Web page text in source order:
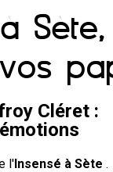
Cléret :
l'Insensé à Sète .